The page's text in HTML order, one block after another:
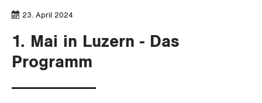
23. April 2024
1. Mai in Luzern - Das
Programm